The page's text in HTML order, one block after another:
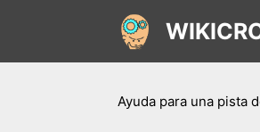
Ayuda para una pista